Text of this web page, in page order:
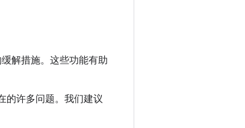
解措施。这些功能有助
的许多问题。我们建议